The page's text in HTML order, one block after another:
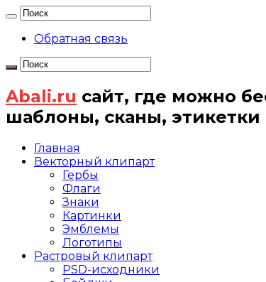
Обратная связь
Abali.ru сайт, где можно
шаблоны, сканы, этикетки
Главная
Векторный клипарт
Гербы
Флаги
Знаки
Картинки
Эмблемы
Логотипы
Растровый клипарт
PSD-исходники